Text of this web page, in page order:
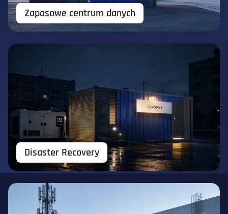
Zapasowe centrum danych
Disaster Recovery